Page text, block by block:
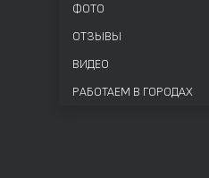
ФОТО
ОТЗЫВЫ
ВИДЕО
РАБОТАЕМ В ГОРОДАХ